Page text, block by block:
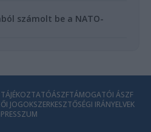
számolt be a NATO-
ÁSZFTÁMOGATÓI ÁSZF
JOGOKSZERKESZTŐSÉGI IRÁNYELVEK